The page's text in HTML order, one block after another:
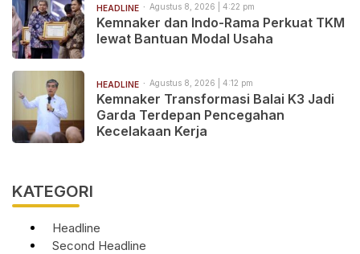
HEADLINE Agustus 8, 2026 | 4:22 pm
Kemnaker dan Indo-Rama Perkuat TKM
lewat Bantuan Modal Usaha
HEADLINE Agustus 8, 2026 | 4:12 pm
Kemnaker Transformasi Balai K3 Jadi
Garda Terdepan Pencegahan
Kecelakaan Kerja
KATEGORI
Headline
Second Headline